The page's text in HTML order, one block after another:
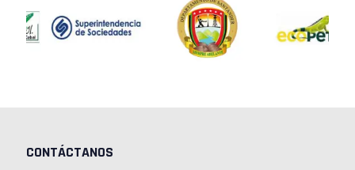
CONTÁCTANOS